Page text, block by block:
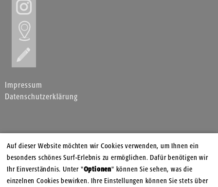
Impressum
Datenschutzerklärung
Auf dieser Website möchten wir Cookies verwenden, um Ihnen ein
besonders schönes Surf-Erlebnis zu ermöglichen. Dafür benötigen wir
Ihr Einverständnis. Unter "Optionen" können Sie sehen, was die
einzelnen Cookies bewirken. Ihre Einstellungen können Sie stets über